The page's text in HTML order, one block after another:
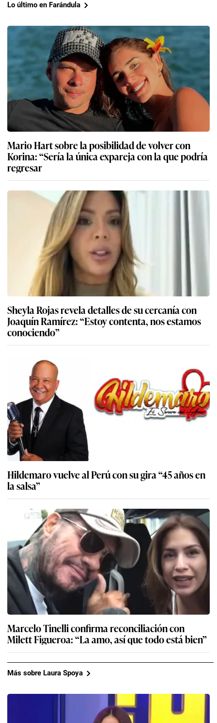
Lo último en Farándula
Mario Hart sobre la posibilidad de volver con
Korina: “Sería la única expareja con la que podría
regresar
Sheyla Rojas revela detalles de su cercanía con
Joaquín Ramírez: “Estoy contenta, nos estamos
conociendo”
Hildemaro vuelve al Perú con su gira “45 años en
la salsa”
Marcelo Tinelli confirma reconciliación con
Milett Figueroa: “La amo, así que todo está bien”
Más sobre Laura Spoya